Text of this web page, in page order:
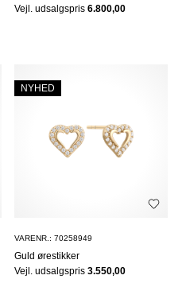
Vejl. udsalgspris6.800,00
NYHED
VARENR.: 70258949
Guld ørestikker
Vejl. udsalgspris3.550,00